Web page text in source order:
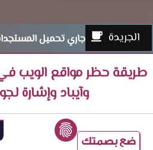
الجريدة جاري تحميل
طريقة حظر مواقع الويب
وآيباد وإشارة
ضع بصمتك